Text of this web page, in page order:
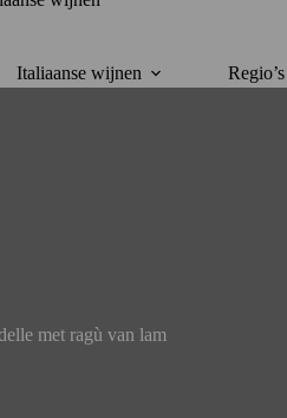
Italiaanse wijnen Regio’s
met ragù van lam